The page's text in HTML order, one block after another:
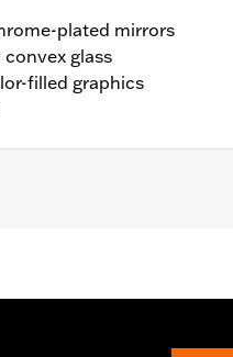
plated mirrors
glass
filled graphics
Does not fit